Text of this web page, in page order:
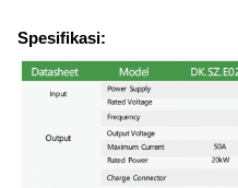
Spesifikasi: